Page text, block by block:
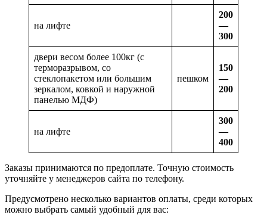
на лифте
200
—
300
двери весом более 100кг (с
терморазрывом, со
стеклопакетом или большим
зеркалом, ковкой и наружной
панелью МДФ)
пешком
150
—
200
на лифте
300
—
400
Заказы принимаются по предоплате. Точную стоимость
уточняйте у менеджеров сайта по телефону.
Предусмотрено несколько вариантов оплаты, среди которых
можно выбрать самый удобный для вас: